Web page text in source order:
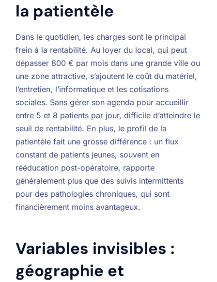
la patientèle
Dans le quotidien, les charges sont le principal
frein à la rentabilité. Au loyer du local, qui peut
dépasser 800 € par mois dans une grande ville ou
une zone attractive, s’ajoutent le coût du matériel,
l’entretien, l’informatique et les cotisations
sociales. Sans gérer son agenda pour accueillir
entre 5 et 8 patients par jour, difficile d’atteindre le
seuil de rentabilité. En plus, le profil de la
patientèle fait une grosse différence : un flux
constant de patients jeunes, souvent en
rééducation post-opératoire, rapporte
généralement plus que des suivis intermittents
pour des pathologies chroniques, qui sont
financièrement moins avantageux.
Variables invisibles :
géographie et